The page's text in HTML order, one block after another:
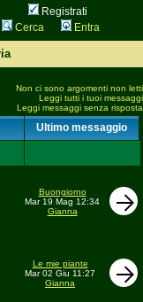
Registrati
Cerca Entra
Non ci sono argomenti non letti
Leggi tutti i tuoi messaggi
Leggi messaggi senza risposta
Ultimo messaggio
Buongiorno
Mar 19 Mag 12:34
Gianna
Le mie piante
Mar 02 Giu 11:27
Gianna